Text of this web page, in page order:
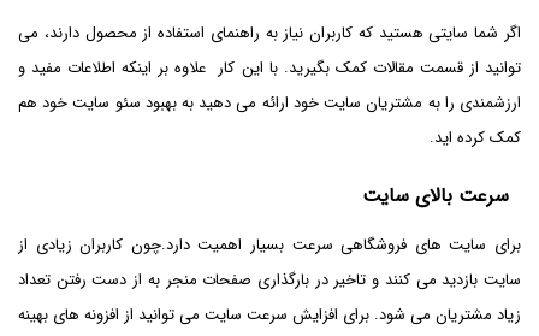
اگر شما سایتی هستید که کاربران نیاز به راهنمای استفاده از محصول دارند، می
توانید از قسمت مقالات کمک بگیرید. با این کار علاوه بر اینکه اطلاعات مفید و
ارزشمندی را به مشتریان سایت خود ارائه می دهید به بهبود سئو سایت خود هم
کمک کرده اید.
سرعت بالای سایت
برای سایت های فروشگاهی سرعت بسیار اهمیت دارد.چون کاربران زیادی از
سایت بازدید می کنند و تاخیر در بارگذاری صفحات منجر به از دست رفتن تعداد
زیاد مشتریان می شود. برای افزایش سرعت سایت می توانید از افزونه های بهینه